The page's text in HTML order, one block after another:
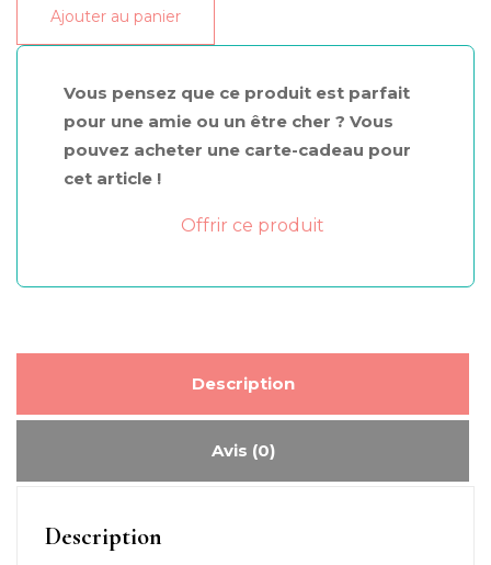
microshading
Ajouter au panier
Vous pensez que ce produit est parfait
pour une amie ou un être cher ? Vous
pouvez acheter une carte-cadeau pour
cet article !
Offrir ce produit
Description
Avis (0)
Description